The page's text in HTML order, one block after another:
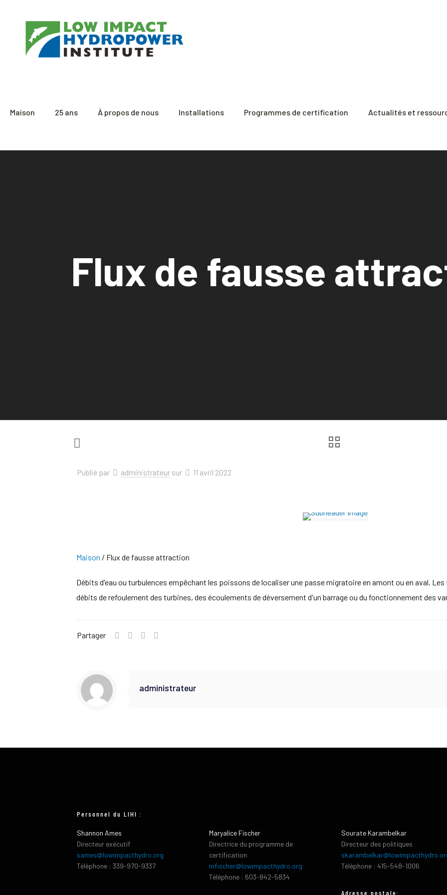
Maison 25 ans À propos de nous Installations Programmes de certification Actualités et
Flux de fausse
Publié par administrateur sur 11 avril 2022
Maison / Flux de fausse attraction
Débits d'eau ou turbulences empêchant les poissons de localiser une passe migratoire en amont ou en aval.
débits de refoulement des turbines, des écoulements de déversement d'un barrage ou du fonctionnement des
Partager
administrateur
Personnel du LIHI :
Shannon Ames
Directeur exécutif
sames@lowimpacthydro.org
Téléphone : 339-970-9337
Maryalice Fischer
Directrice du programme de
certification
mfischer@lowimpacthydro.org
Téléphone : 603-842-5834
Sourate Karambelkar
Directeur des politiques
Téléphone : 415-548-1006
Adresse postale: